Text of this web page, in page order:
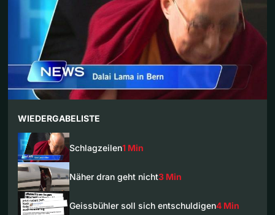
WIEDERGABELISTE
Schlagzeilen1 Min
Näher dran geht nicht3 Min
Geissbühler soll sich entschuldigen4 Min